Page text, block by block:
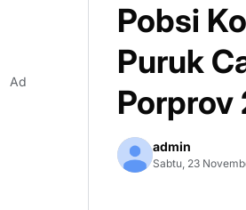
Pobsi
Puruk
Porprov
admin
Sabtu, 23
Ad